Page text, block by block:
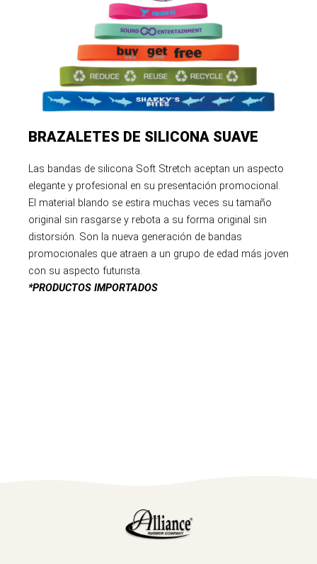
BRAZALETES DE SILICONA SUAVE
Las bandas de silicona Soft Stretch aceptan un aspecto
elegante y profesional en su presentación promocional.
El material blando se estira muchas veces su tamaño
original sin rasgarse y rebota a su forma original sin
distorsión. Son la nueva generación de bandas
promocionales que atraen a un grupo de edad más joven
con su aspecto futurista.
*PRODUCTOS IMPORTADOS